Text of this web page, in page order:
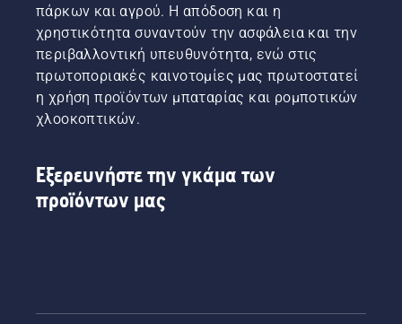
πάρκων και αγρού. Η απόδοση και η
χρηστικότητα συναντούν την ασφάλεια και την
περιβαλλοντική υπευθυνότητα, ενώ στις
πρωτοποριακές καινοτομίες μας πρωτοστατεί
η χρήση προϊόντων μπαταρίας και ρομποτικών
χλοοκοπτικών.
Εξερευνήστε την γκάμα των
προϊόντων μας